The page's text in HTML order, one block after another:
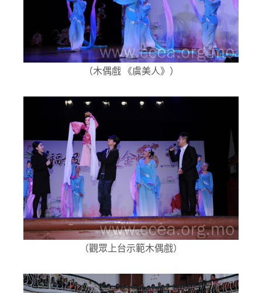
（木偶戲 《虞美人》）
（觀眾上台示範木偶戲）